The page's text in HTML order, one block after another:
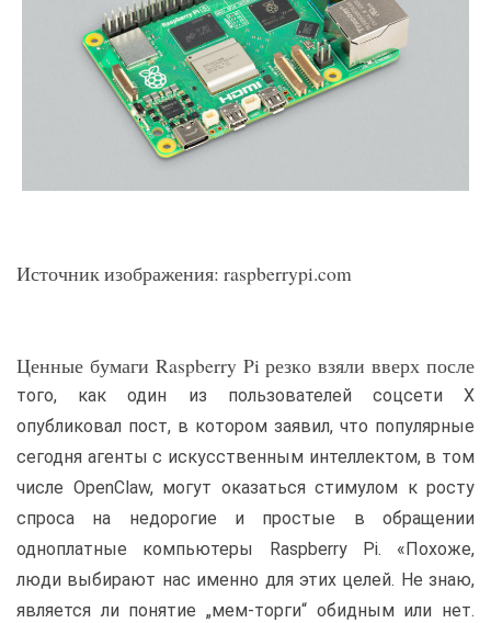
Источник изображения: raspberrypi.com
Ценные бумаги Raspberry Pi резко взяли вверх после
того, как один из пользователей соцсети X
опубликовал пост, в котором заявил, что популярные
сегодня агенты с искусственным интеллектом, в том
числе OpenClaw, могут оказаться стимулом к росту
спроса на недорогие и простые в обращении
одноплатные компьютеры Raspberry Pi. «Похоже,
люди выбирают нас именно для этих целей. Не знаю,
является ли понятие „мем-торги“ обидным или нет.